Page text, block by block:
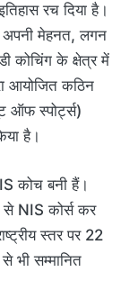
रच दिया है।
ने अपनी मेहनत, लगन
कोचिंग के क्षेत्र में
आयोजित कठिन
ऑफ स्पोर्ट्स)
है।
कोच बनी हैं।
से NIS कोर्स कर
स्तर पर 22
भी सम्मानित